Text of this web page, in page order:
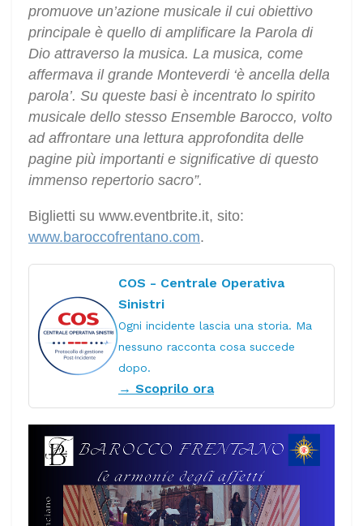
promuove un’azione musicale il cui obiettivo
principale è quello di amplificare la Parola di
Dio attraverso la musica. La musica, come
affermava il grande Monteverdi ‘è ancella della
parola’. Su queste basi è incentrato lo spirito
musicale dello stesso Ensemble Barocco, volto
ad affrontare una lettura approfondita delle
pagine più importanti e significative di questo
immenso repertorio sacro”.
Biglietti su www.eventbrite.it, sito:
www.baroccofrentano.com.
COS - Centrale Operativa
Sinistri
Ogni incidente lascia una storia. Ma
nessuno racconta cosa succede
dopo.
→ Scoprilo ora